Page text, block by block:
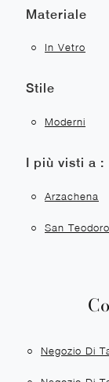
Materiale
In Vetro
Stile
Moderni
I più visti a :
Arzachena
San Teodoro
Negozio Di